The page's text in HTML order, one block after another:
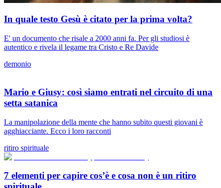
In quale testo Gesù è citato per la prima volta?
E' un documento che risale a 2000 anni fa. Per gli studiosi è
autentico e rivela il legame tra Cristo e Re Davide
demonio
Mario e Giusy: così siamo entrati nel circuito di una
setta satanica
La manipolazione della mente che hanno subito questi giovani è
agghiacciante. Ecco i loro racconti
ritiro spirituale
7 elementi per capire cos’è e cosa non è un ritiro